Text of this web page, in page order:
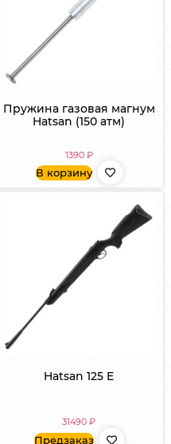
Пружина газовая магнум
Hatsan (150 атм)
1390 ₽
В корзину
Hatsan 125 E
31490₽
Предзаказ